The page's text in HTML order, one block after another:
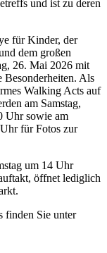
und ist zu deren
für Kinder, der
dem großen
26. Mai 2026 mit
Als
Walking Acts auf
am Samstag,
Uhr sowie am
für Fotos zur
um 14 Uhr
öffnet lediglich
finden Sie unter